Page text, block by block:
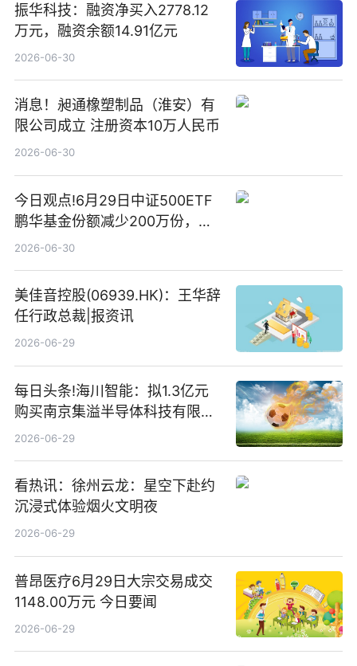
振华科技：融资净买入2778.12
万元，融资余额14.91亿元
2026-06-30
消息！昶通橡塑制品（淮安）有
限公司成立 注册资本10万人民币
2026-06-30
今日观点!6月29日中证500ETF
鹏华基金份额减少200万份，重
仓股亨通光电、赤峰黄金、佰维
2026-06-30
美佳音控股(06939.HK)：王华辞
任行政总裁|报资讯
2026-06-29
每日头条!海川智能：拟1.3亿元
购买南京集溢半导体科技有限公
司15.3%股权
2026-06-29
看热讯：徐州云龙：星空下赴约
沉浸式体验烟火文明夜
2026-06-29
普昂医疗6月29日大宗交易成交
1148.00万元 今日要闻
2026-06-29